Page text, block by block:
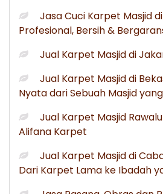
Jasa Cuci Karpet Masjid
Profesional, Bersih &
Jual Karpet Masjid di
Jual Karpet Masjid di
Nyata dari Sebuah Masjid
Jual Karpet Masjid
Alifana Karpet
Jual Karpet Masjid di
Dari Karpet Lama ke Ibadah